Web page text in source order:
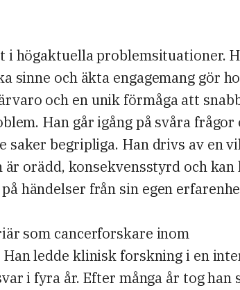
i högaktuella problemsituationer.
sinne och äkta engagemang gör
och en unik förmåga att
Han går igång på svåra frågor
saker begripliga. Han drivs av en
orädd, konsekvensstyrd och kan
händelser från sin egen
som cancerforskare inom
ledde klinisk forskning i en
i fyra år. Efter många år tog han